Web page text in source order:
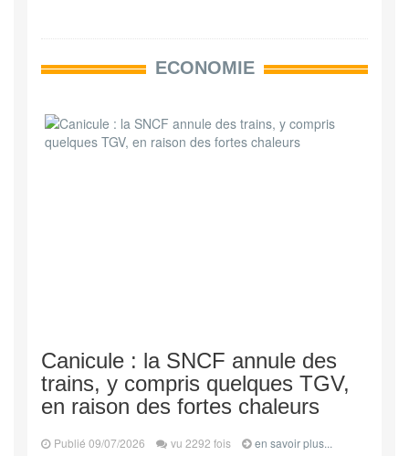
ECONOMIE
Canicule : la SNCF annule des
trains, y compris quelques TGV,
en raison des fortes chaleurs
Publié 09/07/2026 vu 2292 fois en savoir plus...